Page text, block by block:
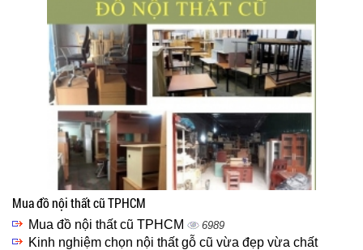
Mua đồ nội thất cũ TPHCM
Mua đồ nội thất cũ TPHCM 6989
Kinh nghiệm chọn nội thất gỗ cũ vừa đẹp vừa chất